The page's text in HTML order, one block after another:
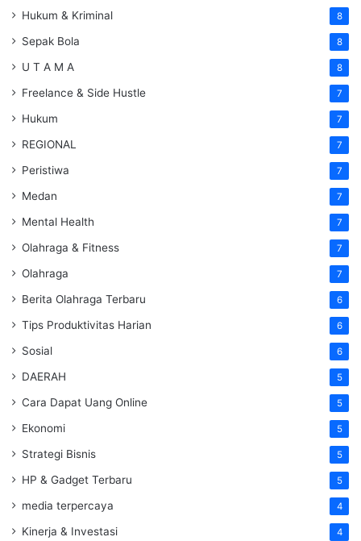
Hukum & Kriminal 8
Sepak Bola 8
U T A M A 8
Freelance & Side Hustle 7
Hukum 7
REGIONAL 7
Peristiwa 7
Medan 7
Mental Health 7
Olahraga & Fitness 7
Olahraga 7
Berita Olahraga Terbaru 6
Tips Produktivitas Harian 6
Sosial 6
DAERAH 5
Cara Dapat Uang Online 5
Ekonomi 5
Strategi Bisnis 5
HP & Gadget Terbaru 5
media terpercaya 4
Kinerja & Investasi 4